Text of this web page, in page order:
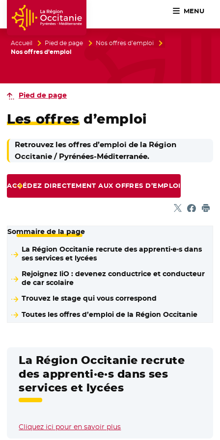
Accueil Région Occitanie / Pyrénées-Méditerranée
MENU
Accueil Pied de page
Nos offres d’emploi
Nos offres d’emploi
Pied de page
Les offresd’emploi
Retrouvez les offres d’emploi de la Région
Occitanie / Pyrénées-Méditerranée.
ACCÉDEZ DIRECTEMENT AUX OFFRES D’EMPLOI
Partager
- Nouvelle
-
Sommaire de la page
La Région Occitanie recrute des apprenti·e·s dans
ses services et lycées
Rejoignez liO : devenez conductrice et conducteur
de car scolaire
Trouvez le stage qui vous correspond
Toutes les offres d’emploi de la Région Occitanie
La Région Occitanie recrute
des apprenti·e·s dans ses
services et lycées
Cliquez ici pour en savoir plus